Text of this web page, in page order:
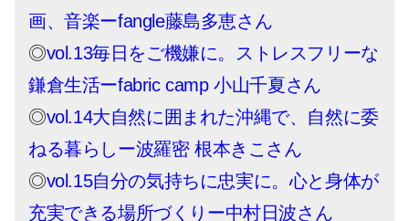
画、音楽ーfangle藤島多恵さん
◎vol.13毎日をご機嫌に。ストレスフリーな
鎌倉生活ーfabric camp 小山千夏さん
◎vol.14大自然に囲まれた沖縄で、自然に委
ねる暮らしー波羅密 根本きこさん
◎vol.15自分の気持ちに忠実に。心と身体が
充実できる場所づくりー中村日波さん